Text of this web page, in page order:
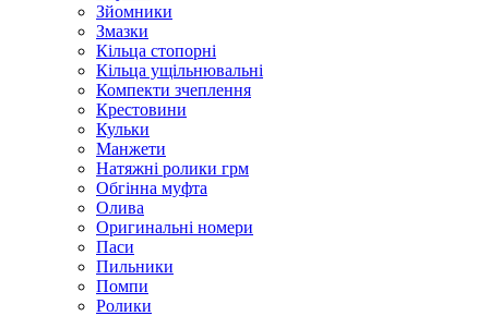
Зйомники
Змазки
Кільца стопорні
Кільца ущільнювальні
Компекти зчеплення
Крестовини
Кульки
Манжети
Натяжні ролики грм
Обгінна муфта
Олива
Оригинальні номери
Паси
Пильники
Помпи
Ролики